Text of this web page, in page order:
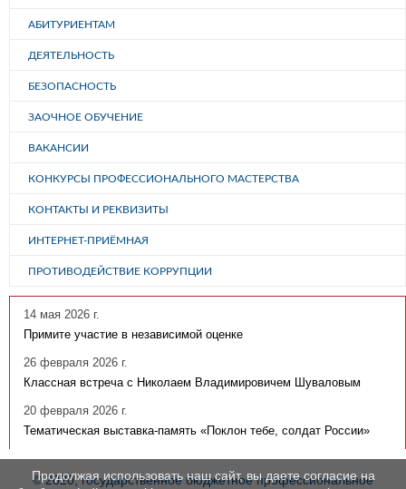
АБИТУРИЕНТАМ
ДЕЯТЕЛЬНОСТЬ
БЕЗОПАСНОСТЬ
ЗАОЧНОЕ ОБУЧЕНИЕ
ВАКАНСИИ
КОНКУРСЫ ПРОФЕССИОНАЛЬНОГО МАСТЕРСТВА
КОНТАКТЫ И РЕКВИЗИТЫ
ИНТЕРНЕТ-ПРИЁМНАЯ
ПРОТИВОДЕЙСТВИЕ КОРРУПЦИИ
14 мая 2026 г.
Примите участие в независимой оценке
26 февраля 2026 г.
Классная встреча с Николаем Владимировичем Шуваловым
20 февраля 2026 г.
Тематическая выставка-память «Поклон тебе, солдат России»
© 2020, государственное бюджетное профессиональное
Продолжая использовать наш сайт, вы даете согласие на